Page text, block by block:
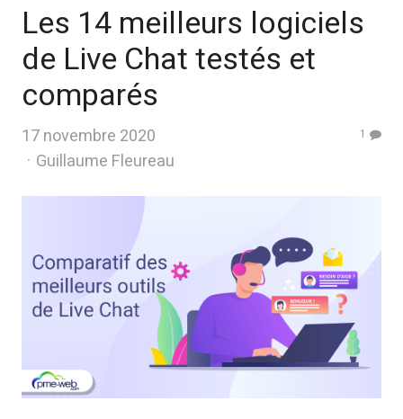
Les 14 meilleurs logiciels
de Live Chat testés et
comparés
17 novembre 2020
Author
Guillaume Fleureau
1